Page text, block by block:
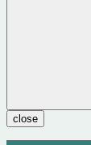
close